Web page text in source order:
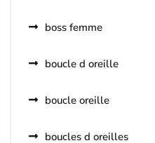
boss femme
boucle d oreille
boucle oreille
boucles d oreilles